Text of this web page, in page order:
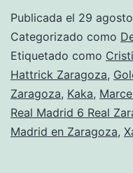
Publicada el 29
Categorizado como
Etiquetado como
Hattrick Zaragoza,
Zaragoza, Kaka,
Real Madrid 6 Real
Madrid en Zaragoza,